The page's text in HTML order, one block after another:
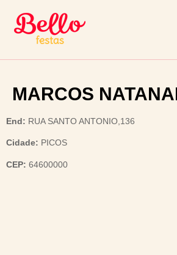
MARCOS
End: RUA SANTO ANTONIO,136
Cidade: PICOS
CEP: 64600000